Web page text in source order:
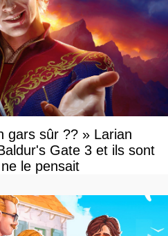
gars sûr ?? » Larian
Gate 3 et ils sont
le pensait